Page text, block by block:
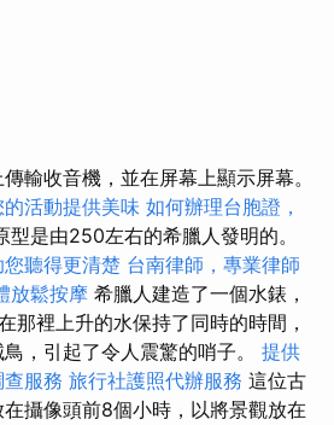
輸收音機，並在屏幕上顯示屏幕。
活動提供美味 如何辦理台胞證，
型是由250左右的希臘人發明的。
聽得更清楚 台南律師，專業律師
放鬆按摩 希臘人建造了一個水錶，
那裡上升的水保持了同時的時間，
，引起了令人震驚的哨子。 提供
服務 旅行社護照代辦服務 這位古
攝像頭前8個小時，以將景觀放在